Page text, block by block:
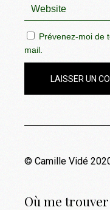
Prévenez-moi de
mail.
LAISSER UN
© Camille Vidé
Où me trouver